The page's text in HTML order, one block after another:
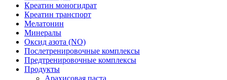
Креатин моногидрат
Креатин транспорт
Мелатонин
Минералы
Оксид азота (NO)
Послетренировочные комплексы
Предтренировочные комплексы
Продукты
Арахисовая паста